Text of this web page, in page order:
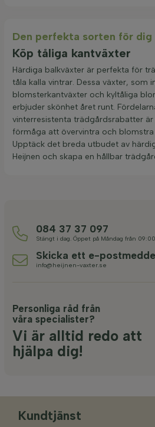
Den perfekta sorten för dig
Köp tåliga kantväxter
Härdiga balkväxter är perfekta för
tåla kalla vintrar. Dessa växter, som
blomsterkantväxter och kyltåliga
erbjuder skönhet året runt.
vinterresistenta trädgårdsrabatter är
förmåga att övervintra och blomstra
Upptäck det breda utbudet av
Heijnen och skapa en hållbar
084 37 37 097
Stängt i dag. Öppet på Måndag från
Skicka ett e-
info@heijnen-vaxter.se
Personliga råd från
våra specialister?
Vi är alltid redo att
hjälpa dig!
Kundtjänst